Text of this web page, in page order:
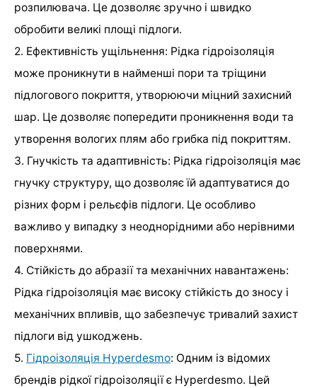
розпилювача. Це дозволяє зручно і швидко
обробити великі площі підлоги.
2. Ефективність ущільнення: Рідка гідроізоляція
може проникнути в найменші пори та тріщини
підлогового покриття, утворюючи міцний захисний
шар. Це дозволяє попередити проникнення води та
утворення вологих плям або грибка під покриттям.
3. Гнучкість та адаптивність: Рідка гідроізоляція має
гнучку структуру, що дозволяє їй адаптуватися до
різних форм і рельєфів підлоги. Це особливо
важливо у випадку з неоднорідними або нерівними
поверхнями.
4. Стійкість до абразії та механічних навантажень:
Рідка гідроізоляція має високу стійкість до зносу і
механічних впливів, що забезпечує тривалий захист
підлоги від ушкоджень.
5. Гідроізоляція Hyperdesmo: Одним із відомих
брендів рідкої гідроізоляції є Hyperdesmo. Цей